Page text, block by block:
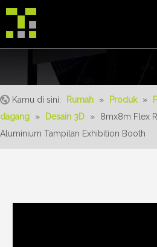
Tentang kami
Produk
Layanan
Kamu di sini: Rumah » Produk »
dagang
» Desain 3D »
8mx8m Flex
Aluminium Tampilan Exhibition Booth